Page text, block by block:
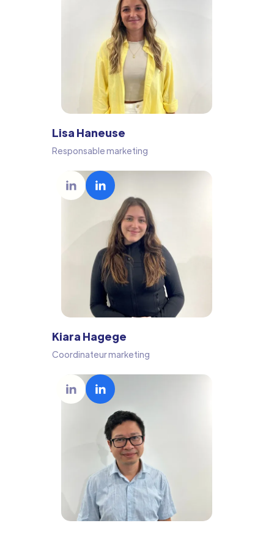
Lisa Haneuse
Responsable marketing
Kiara Hagege
Coordinateur marketing